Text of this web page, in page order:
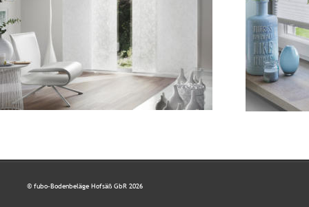
© fubo-Bodenbeläge Hofsäß GbR 2026